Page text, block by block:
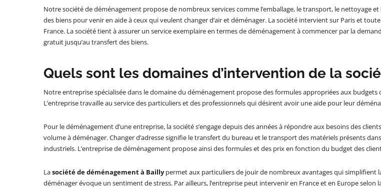
Notre société de déménagement propose de nombreux services comme l’emballage, le transport, le nettoyage et
des biens pour venir en aide à ceux qui veulent changer d’air et déménager. La société intervient sur Paris et
France. La société tient à assurer un service exemplaire en termes de déménagement à commencer par la
gratuit jusqu’au transfert des biens.
Quels sont les domaines d’intervention de la
Notre entreprise spécialisée dans le domaine du déménagement propose des formules appropriées aux budgets
L’entreprise travaille au service des particuliers et des professionnels qui désirent avoir une aide pour leur
Pour le déménagement d’une entreprise, la société s’engage depuis des années à répondre aux besoins des
volume à déménager. Changer d’adresse signifie le transfert du bureau et le transport des matériels présents
industriels. L’entreprise de déménagement propose ainsi des formules et des prix en fonction du budget des
Lasociété de déménagement à Baillypermet aux particuliers de jouir de nombreux avantages qui simplifient
déménager évoque un sentiment de stress. Par ailleurs, l’entreprise peut intervenir en France et en Europe selon